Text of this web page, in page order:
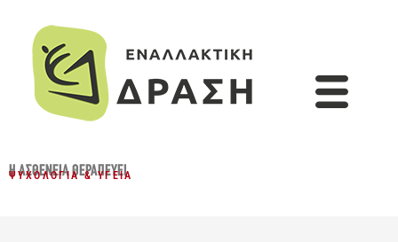
Η ΑΣΘΈΝΕΙΑ ΘΕΡΑΠΕΎΕΙ
ΨΥΧΟΛΟΓΊΑ & ΥΓΕΊΑ